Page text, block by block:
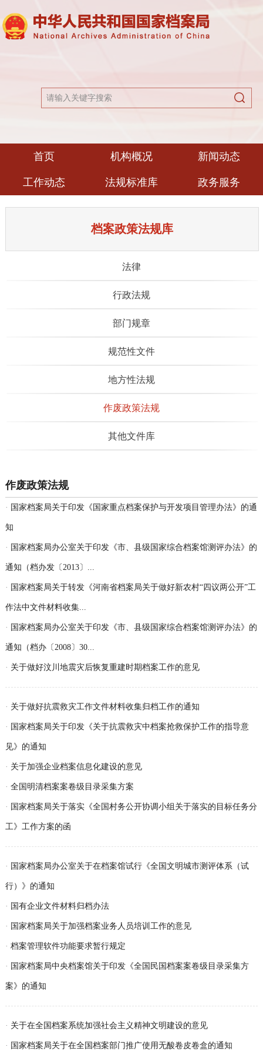
首页 机构概况 新闻动态
工作动态 法规标准库 政务服务
档案政策法规库
法律
行政法规
部门规章
规范性文件
地方性法规
作废政策法规
其他文件库
作废政策法规
· 国家档案局关于印发《国家重点档案保护与开发项目管理办法》的通
知
· 国家档案局办公室关于印发《市、县级国家综合档案馆测评办法》的
通知（档办发〔2013〕...
· 国家档案局关于转发《河南省档案局关于做好新农村“四议两公开”工
作法中文件材料收集...
· 国家档案局办公室关于印发《市、县级国家综合档案馆测评办法》的
通知（档办〔2008〕30...
· 关于做好汶川地震灾后恢复重建时期档案工作的意见
· 关于做好抗震救灾工作文件材料收集归档工作的通知
· 国家档案局关于印发《关于抗震救灾中档案抢救保护工作的指导意
见》的通知
· 关于加强企业档案信息化建设的意见
· 全国明清档案案卷级目录采集方案
· 国家档案局关于落实《全国村务公开协调小组关于落实的目标任务分
工》工作方案的函
· 国家档案局办公室关于在档案馆试行《全国文明城市测评体系（试
行）》的通知
· 国有企业文件材料归档办法
· 国家档案局关于加强档案业务人员培训工作的意见
· 档案管理软件功能要求暂行规定
· 国家档案局中央档案馆关于印发《全国民国档案案卷级目录采集方
案》的通知
· 关于在全国档案系统加强社会主义精神文明建设的意见
· 国家档案局关于在全国档案部门推广使用无酸卷皮卷盒的通知